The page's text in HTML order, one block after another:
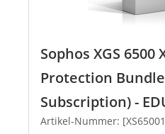
Sophos XGS 6500
Protection Bundle
Subscription) -
Artikel-Nummer: